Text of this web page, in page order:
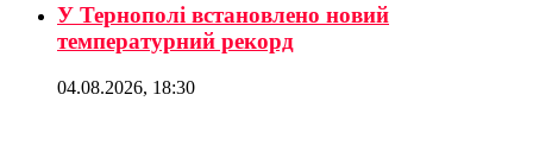
У Тернополі встановлено новий
температурний рекорд
04.08.2026, 18:30